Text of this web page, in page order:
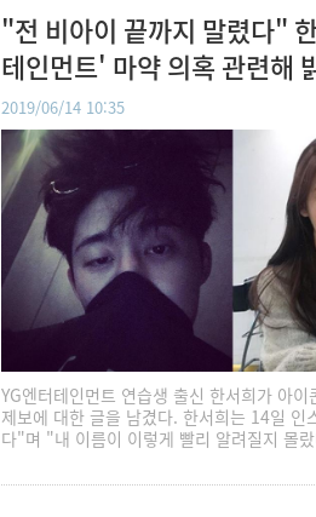
"전 비아이 끝까지 말렸다"
테인먼트' 마약 의혹 관련해
2019/06/14 10:35
YG엔터테인먼트 연습생 출신 한서희가 아
제보에 대한 글을 남겼다. 한서희는 14일 인
다"며 "내 이름이 이렇게 빨리 알려질지 몰